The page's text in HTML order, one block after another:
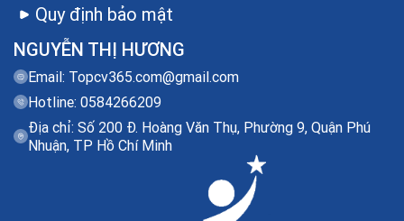
NGUYỄN THỊ HƯƠNG
Email: Topcv365.com@gmail.com
Hotline: 0584266209
Địa chỉ: Số 200 Đ. Hoàng Văn Thụ, Phường 9, Quận Phú
Nhuận, TP Hồ Chí Minh
Quy định bảo mật